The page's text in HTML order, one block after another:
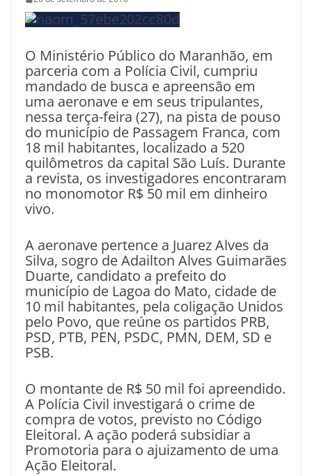
O Ministério Público do Maranhão, em
parceria com a Polícia Civil, cumpriu
mandado de busca e apreensão em
uma aeronave e em seus tripulantes,
nessa terça-feira (27), na pista de pouso
do município de Passagem Franca, com
18 mil habitantes, localizado a 520
quilômetros da capital São Luís. Durante
a revista, os investigadores encontraram
no monomotor R$ 50 mil em dinheiro
vivo.
A aeronave pertence a Juarez Alves da
Silva, sogro de Adailton Alves Guimarães
Duarte, candidato a prefeito do
município de Lagoa do Mato, cidade de
10 mil habitantes, pela coligação Unidos
pelo Povo, que reúne os partidos PRB,
PSD, PTB, PEN, PSDC, PMN, DEM, SD e
PSB.
O montante de R$ 50 mil foi apreendido.
A Polícia Civil investigará o crime de
compra de votos, previsto no Código
Eleitoral. A ação poderá subsidiar a
Promotoria para o ajuizamento de uma
Ação Eleitoral.